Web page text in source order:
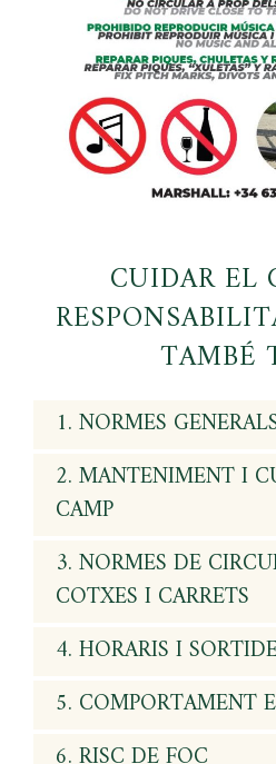
CUIDAR EL
TAMBÉ
1. NORMES
2. MANTENIMENT I
CAMP
3. NORMES DE
COTXES I CARRETS
4. HORARIS I
5. COMPORTAMENT